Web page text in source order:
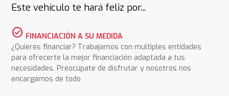
Este vehículo te hará feliz por...
check_circle FINANCIACIÓN A SU MEDIDA
¿Quieres financiar? Trabajamos con multiples entidades
para ofrecerte la mejor financiación adaptada a tus
necesidades. Preocúpate de disfrutar y nosotros nos
encargamos de todo